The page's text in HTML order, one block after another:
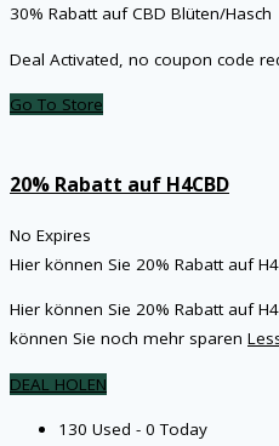
30% Rabatt auf CBD Blüten/Hasch
Deal Activated, no coupon code
Go To Store
20% Rabatt auf H4CBD
No Expires
Hier können Sie 20% Rabatt auf
Hier können Sie 20% Rabatt auf
können Sie noch mehr sparen
DEAL HOLEN
130 Used - 0 Today